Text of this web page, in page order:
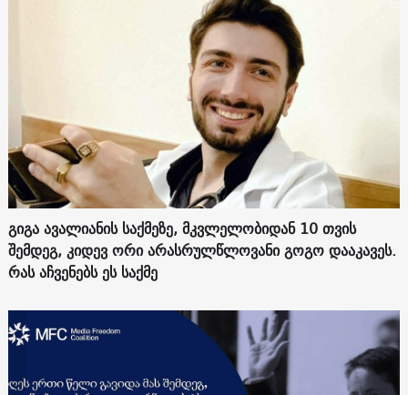
გიგა ავალიანის საქმეზე, მკვლელობიდან 10 თვის
შემდეგ, კიდევ ორი არასრულწლოვანი გოგო დააკავეს.
რას აჩვენებს ეს საქმე